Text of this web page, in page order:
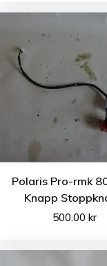
Polaris Pro-rmk
Knapp
500.00kr